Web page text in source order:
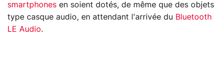
smartphones en soient dotés, de même que des objets
type casque audio, en attendant l'arrivée du Bluetooth
LE Audio.